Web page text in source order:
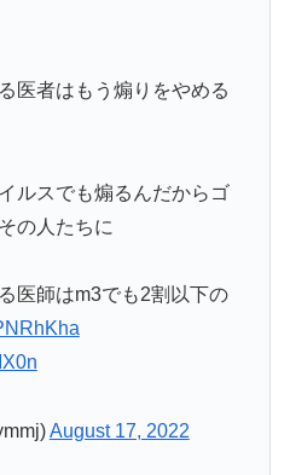
医者はもう煽りをやめる
ルスでも煽るんだからゴ
の人たちに
医師はm3でも2割以下の
August 17, 2022